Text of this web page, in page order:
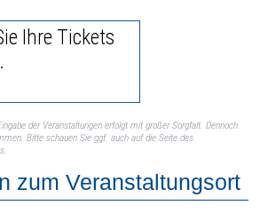
der Veranstaltungen erfolgt mit großer Sorgfalt. Dennoch
Bitte schauen Sie ggf. auch auf die Seite des
zum Veranstaltungsort